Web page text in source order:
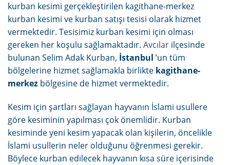
kurban kesimi gerçekleştirilen kagithane-merkez
kurban kesimi ve kurban satışı tesisi olarak hizmet
vermektedir. Tesisimiz kurban kesimi için olması
gereken her koşulu sağlamaktadır. Avcılar ilçesinde
bulunan Selim Adak Kurban, İstanbul ’un tüm
bölgelerine hizmet sağlamakla birlikte kagithane-
merkez bölgesine de hizmet vermektedir.
Kesim için şartları sağlayan hayvanın İslami usullere
göre kesiminin yapılması çok önemlidir. Kurban
kesiminde yeni kesim yapacak olan kişilerin, öncelikle
İslami usullerin neler olduğunu öğrenmesi gerekir.
Böylece kurban edilecek hayvanın kısa süre içerisinde